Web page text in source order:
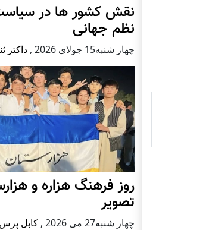
نقش کشور ها در
نظم جهانی
چهار شنبه15 جولای 2026 , داکتر
روز فرهنگ هزاره و
تصویر
چهار شنبه27 می 2026 , کابل